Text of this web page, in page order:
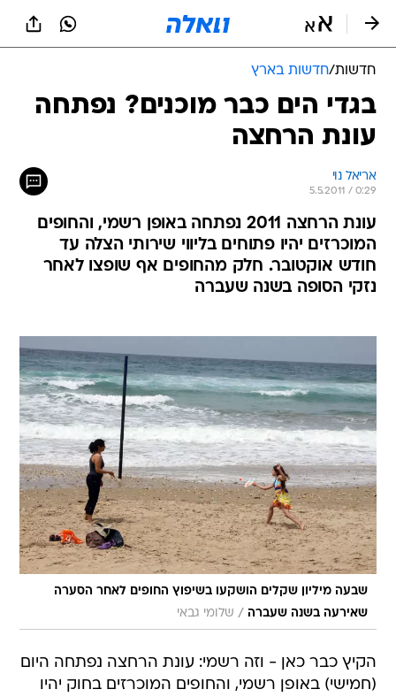
חדשות/חדשות בארץ
בגדי הים כבר מוכנים? נפתחה
עונת הרחצה
אריאל נוי
5.5.2011 / 0:29
עונת הרחצה 2011 נפתחה באופן רשמי, והחופים
המוכרזים יהיו פתוחים בליווי שירותי הצלה עד
חודש אוקטובר. חלק מהחופים אף שופצו לאחר
נזקי הסופה בשנה שעברה
שבעה מיליון שקלים הושקעו בשיפוץ החופים לאחר הסערה
שאירעה בשנה שעברה / שלומי גבאי
הקיץ כבר כאן - וזה רשמי: עונת הרחצה נפתחה היום
(חמישי) באופן רשמי, והחופים המוכרזים בחוק יהיו